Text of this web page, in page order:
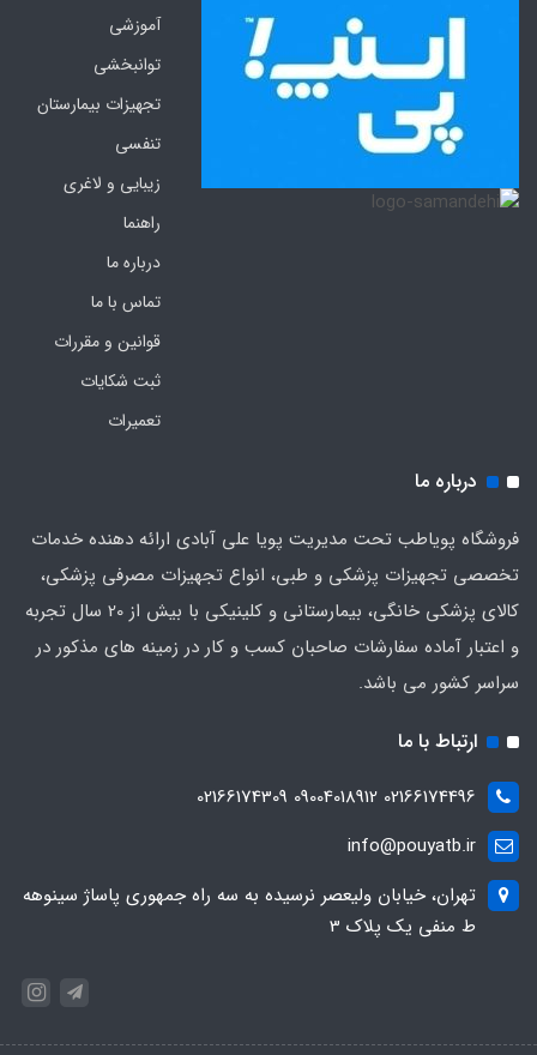
آموزشی
توانبخشی
تجهیزات بیمارستان
تنفسی
زیبایی و لاغری
راهنما
درباره ما
تماس با ما
قوانین و مقررات
ثبت شکایات
تعمیرات
درباره ما
فروشگاه پویاطب تحت مدیریت پویا علی آبادی ارائه دهنده خدمات
تخصصی تجهیزات پزشکی و طبی، انواع تجهیزات مصرفی پزشکی،
کالای پزشکی خانگی، بیمارستانی و کلینیکی با بیش از 20 سال تجربه
و اعتبار آماده سفارشات صاحبان کسب و کار در زمینه های مذکور در
سراسر کشور می باشد.
ارتباط با ما
02166174496 09004018912 02166174309
info@pouyatb.ir
تهران، خیابان ولیعصر نرسیده به سه راه جمهوری پاساژ سینوهه
ط منفی یک پلاک 3